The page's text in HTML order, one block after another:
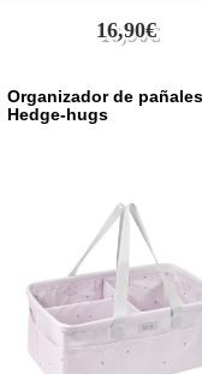
16,90€
Organizador de pañales
Hedge-hugs